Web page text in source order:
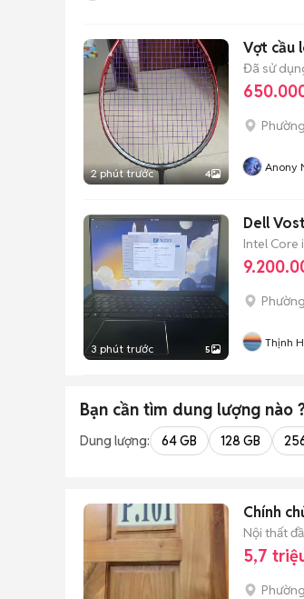
2 phút trước 4
Vợt cầu
Đã sử
Anony
3 phút trước 5
Dell
Intel Core
Thịnh
Bạn cần tìm dung lượng nào
Dung lượng: 64 GB 128 GB
Chính
Nội thất
5,7